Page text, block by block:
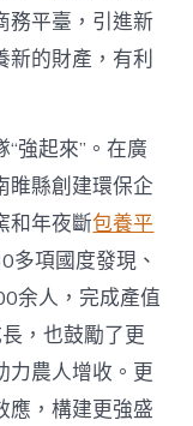
務平臺，引進新
新的財產，有利
強起來”。在廣
睢縣創建環保企
和年夜斷包養平
多項國度發現、
余人，完成產值
，也鼓勵了更
力農人增收。更
應，構建更強盛